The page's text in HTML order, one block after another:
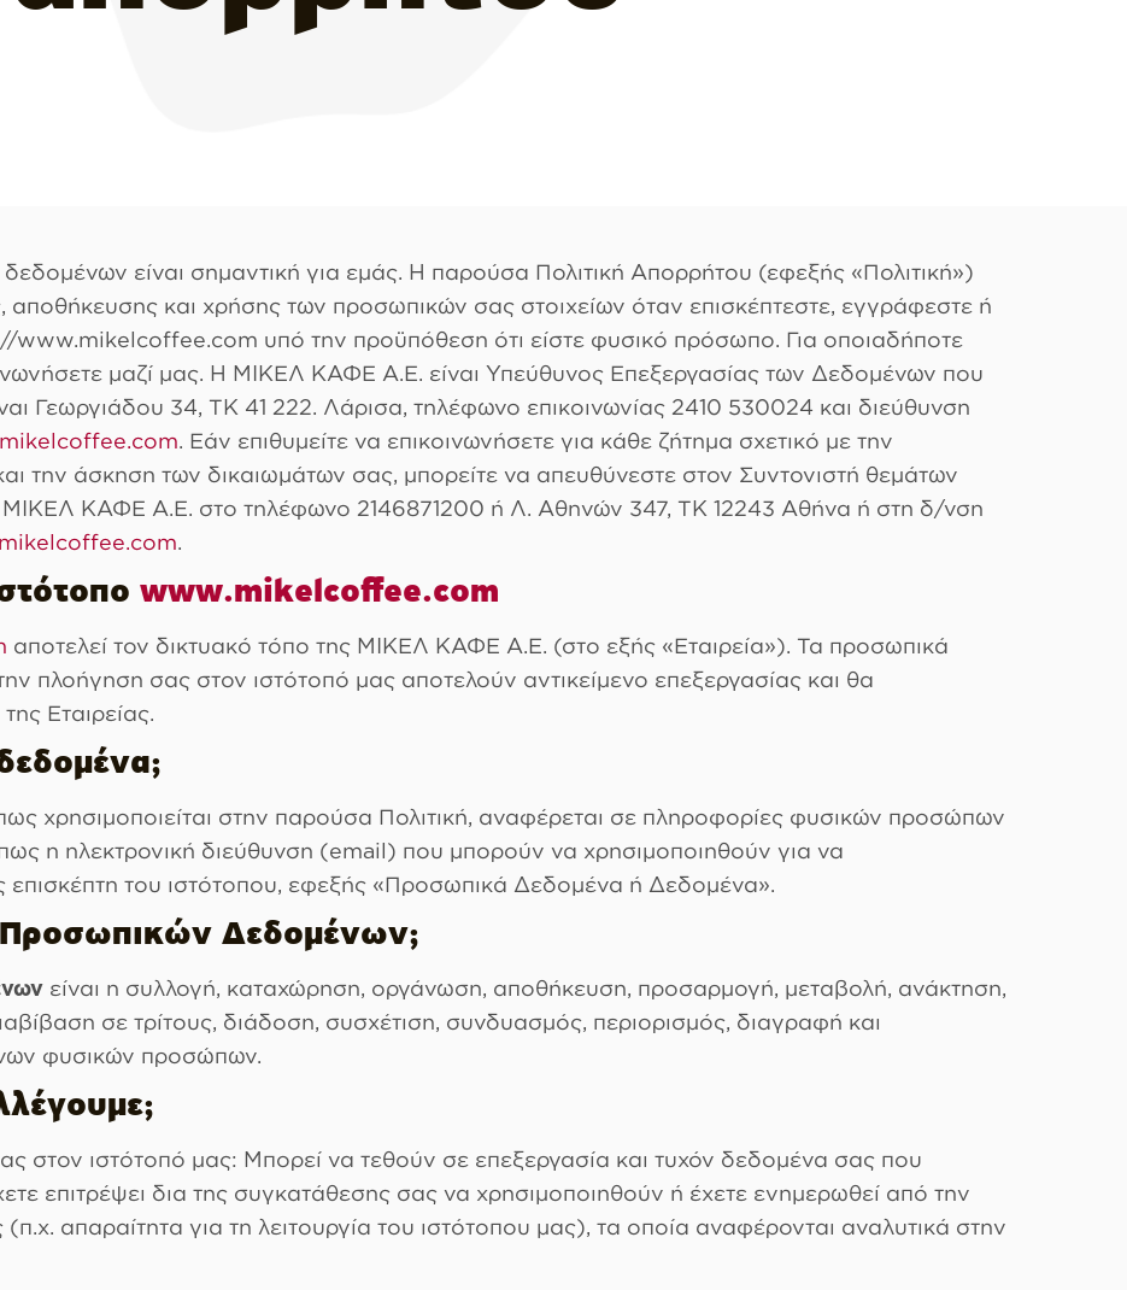
είναι σημαντική για εμάς. Η παρούσα Πολιτική Απορρήτου (εφεξής «Πολιτική»)
αποθήκευσης και χρήσης των προσωπικών σας στοιχείων όταν επισκέπτεστε, εγγράφεστε ή
www.mikelcoffee.com υπό την προϋπόθεση ότι είστε φυσικό πρόσωπο. Για οποιαδήποτε
μαζί μας. Η ΜΙΚΕΛ ΚΑΦΕ Α.Ε. είναι Υπεύθυνος Επεξεργασίας των Δεδομένων που
Γεωργιάδου 34, ΤΚ 41 222. Λάρισα, τηλέφωνο επικοινωνίας 2410 530024 και διεύθυνση
. Εάν επιθυμείτε να επικοινωνήσετε για κάθε ζήτημα σχετικό με την
την άσκηση των δικαιωμάτων σας, μπορείτε να απευθύνεστε στον Συντονιστή θεμάτων
ΜΙΚΕΛ ΚΑΦΕ Α.Ε. στο τηλέφωνο 2146871200 ή Λ. Αθηνών 347, ΤΚ 12243 Αθήνα ή στη δ/νση
www.mikelcoffee.com
αποτελεί τον δικτυακό τόπο της ΜΙΚΕΛ ΚΑΦΕ Α.Ε. (στο εξής «Εταιρεία»). Τα προσωπικά
πλοήγηση σας στον ιστότοπό μας αποτελούν αντικείμενο επεξεργασίας και θα
Εταιρείας.
χρησιμοποιείται στην παρούσα Πολιτική, αναφέρεται σε πληροφορίες φυσικών προσώπων
η ηλεκτρονική διεύθυνση (email) που μπορούν να χρησιμοποιηθούν για να
επισκέπτη του ιστότοπου, εφεξής «Προσωπικά Δεδομένα ή Δεδομένα».
Προσωπικών Δεδομένων;
είναι η συλλογή, καταχώρηση, οργάνωση, αποθήκευση, προσαρμογή, μεταβολή, ανάκτηση,
σε τρίτους, διάδοση, συσχέτιση, συνδυασμός, περιορισμός, διαγραφή και
φυσικών προσώπων.
στον ιστότοπό μας: Μπορεί να τεθούν σε επεξεργασία και τυχόν δεδομένα σας που
επιτρέψει δια της συγκατάθεσης σας να χρησιμοποιηθούν ή έχετε ενημερωθεί από την
απαραίτητα για τη λειτουργία του ιστότοπου μας), τα οποία αναφέρονται αναλυτικά στην